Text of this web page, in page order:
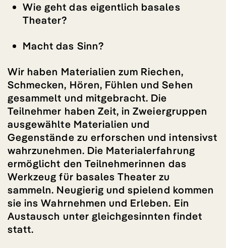
Wie geht das eigentlich basales
Theater?
Macht das Sinn?
Wir haben Materialien zum Riechen,
Schmecken, Hören, Fühlen und Sehen
gesammelt und mitgebracht. Die
Teilnehmer haben Zeit, in Zweiergruppen
ausgewählte Materialien und
Gegenstände zu erforschen und intensivst
wahrzunehmen. Die Materialerfahrung
ermöglicht den Teilnehmerinnen das
Werkzeug für basales Theater zu
sammeln. Neugierig und spielend kommen
sie ins Wahrnehmen und Erleben. Ein
Austausch unter gleichgesinnten findet
statt.